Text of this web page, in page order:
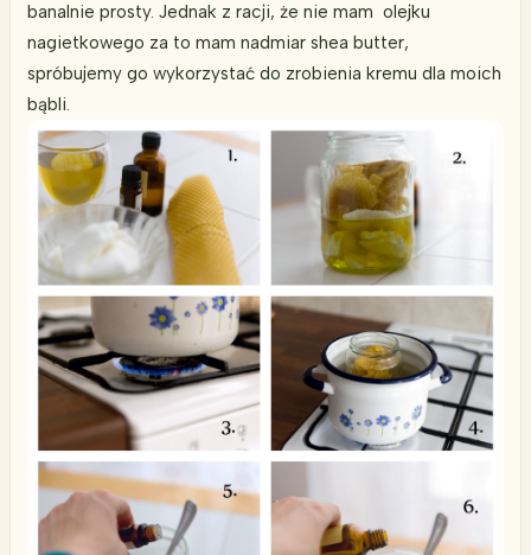
banalnie prosty. Jednak z racji, że nie mam olejku
nagietkowego za to mam nadmiar shea butter,
spróbujemy go wykorzystać do zrobienia kremu dla moich
bąbli.